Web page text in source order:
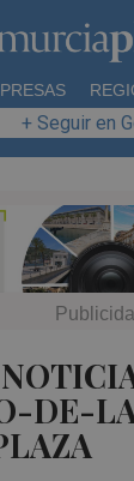
+ Seguir en
DE-